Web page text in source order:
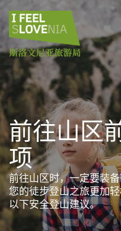
前往山区
项
前往山区时，一定要装
您的徒步登山之旅更加
以下安全登山建议。